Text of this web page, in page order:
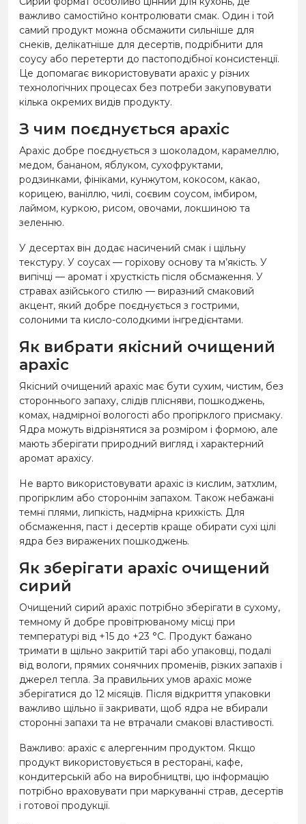
важливо самостійно контролювати смак. Один і той
самий продукт можна обсмажити сильніше для
снеків, делікатніше для десертів, подрібнити для
соусу або перетерти до пастоподібної консистенції.
Це допомагає використовувати арахіс у різних
технологічних процесах без потреби закуповувати
кілька окремих видів продукту.
З чим поєднується арахіс
Арахіс добре поєднується з шоколадом, карамеллю,
медом, бананом, яблуком, сухофруктами,
родзинками, фініками, кунжутом, кокосом, какао,
корицею, ваніллю, чилі, соєвим соусом, імбиром,
лаймом, куркою, рисом, овочами, локшиною та
зеленню.
У десертах він додає насичений смак і щільну
текстуру. У соусах — горіхову основу та м’якість. У
випічці — аромат і хрусткість після обсмаження. У
стравах азійського стилю — виразний смаковий
акцент, який добре поєднується з гострими,
солоними та кисло-солодкими інгредієнтами.
Як вибрати якісний очищений
арахіс
Якісний очищений арахіс має бути сухим, чистим, без
стороннього запаху, слідів плісняви, пошкоджень,
комах, надмірної вологості або прогірклого присмаку.
Ядра можуть відрізнятися за розміром і формою, але
мають зберігати природний вигляд і характерний
аромат арахісу.
Не варто використовувати арахіс із кислим, затхлим,
прогірклим або стороннім запахом. Також небажані
темні плями, липкість, надмірна крихкість. Для
обсмаження, паст і десертів краще обирати сухі цілі
ядра без виражених пошкоджень.
Як зберігати арахіс очищений
сирий
Очищений сирий арахіс потрібно зберігати в сухому,
темному й добре провітрюваному місці при
температурі від +15 до +23 °C. Продукт бажано
тримати в щільно закритій тарі або упаковці, подалі
від вологи, прямих сонячних променів, різких запахів і
джерел тепла. За правильних умов арахіс може
зберігатися до 12 місяців. Після відкриття упаковки
важливо щільно її закривати, щоб ядра не вбирали
сторонні запахи та не втрачали смакові властивості.
Важливо: арахіс є алергенним продуктом. Якщо
продукт використовується в ресторані, кафе,
кондитерській або на виробництві, цю інформацію
потрібно враховувати при маркуванні страв, десертів
і готової продукції.